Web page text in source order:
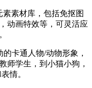
素材库，包括免抠图
动画特效等，可灵活应
卡通人物/动物形象，
师学生，到小猫小狗，
情。